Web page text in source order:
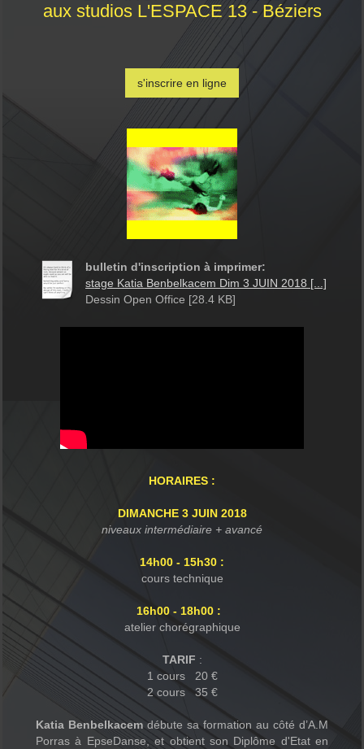
aux studios L'ESPACE 13 - Béziers
s'inscrire en ligne
bulletin d'inscription à imprimer:
stage Katia Benbelkacem Dim 3 JUIN 2018 [...]
Dessin Open Office [28.4 KB]
HORAIRES :
DIMANCHE 3 JUIN 2018
niveaux intermédiaire + avancé
14h00 - 15h30 :
cours technique
16h00 - 18h00 :
atelier chorégraphique
TARIF :
1 cours 20 €
2 cours 35 €
Katia Benbelkacem débute sa formation au côté d’A.M
Porras à EpseDanse, et obtient son Diplôme d'Etat en